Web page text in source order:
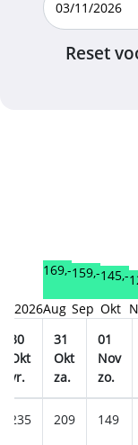
Reset
2026
169,-
Aug
159,-
Sep
145,-
Okt
30
Okt
vr.
31
Okt
za.
01
Nov
zo.
235 209 149